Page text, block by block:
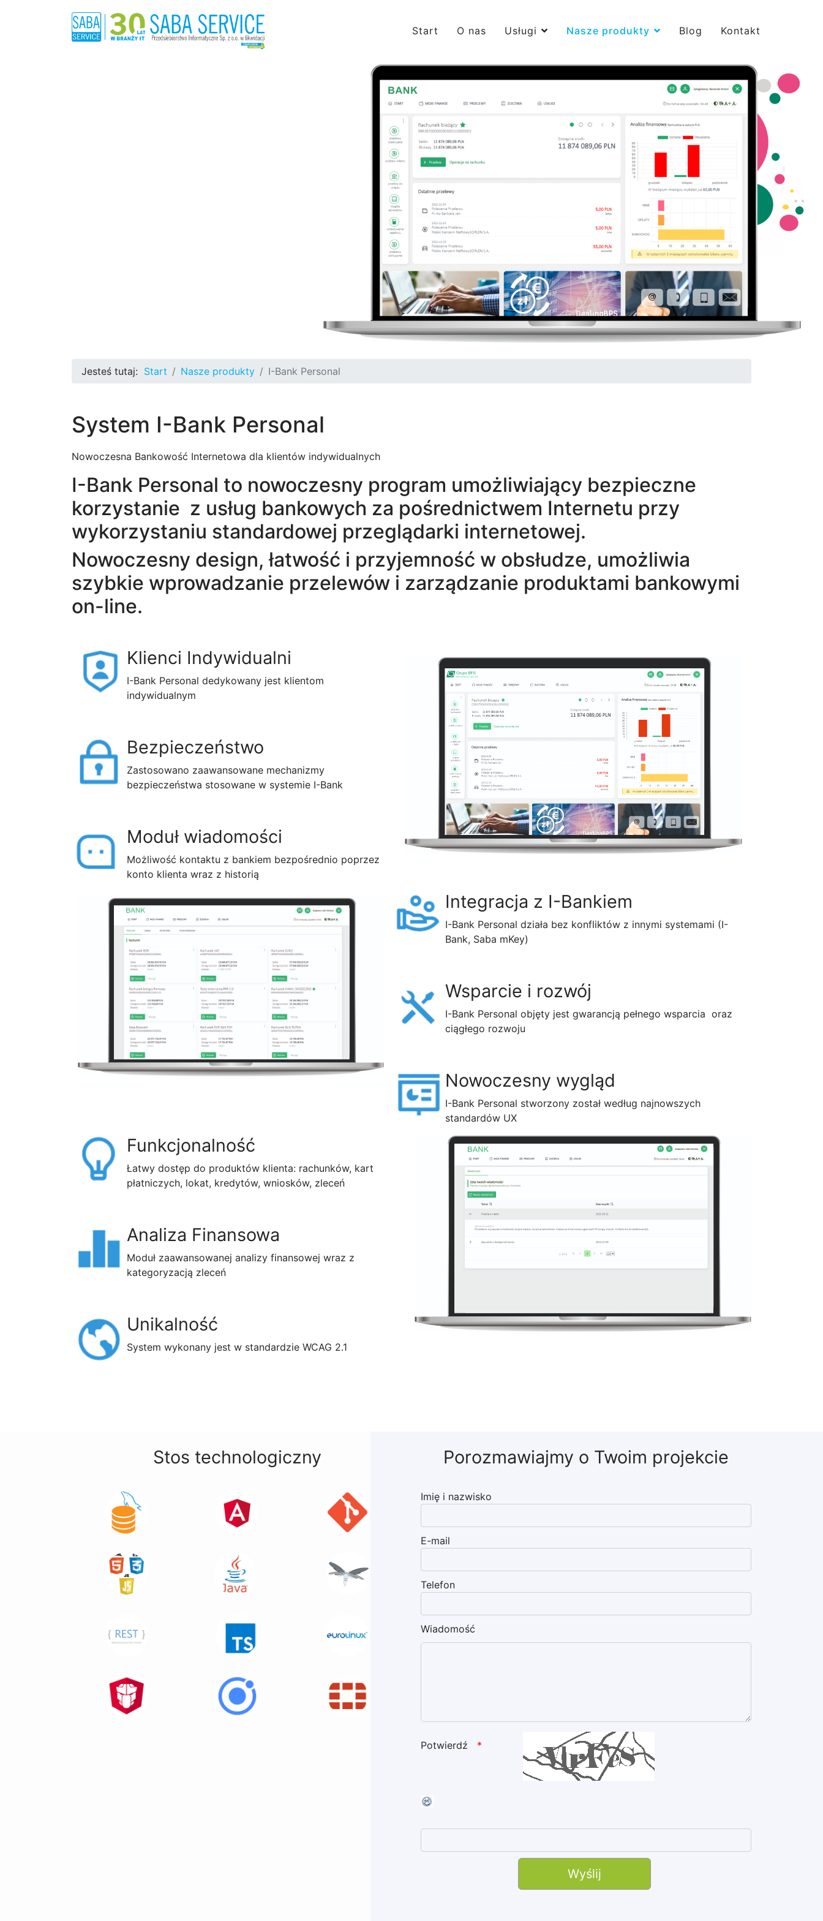
Start O nas Usługi Nasze produkty Blog Kontakt
Jesteś tutaj: Start Nasze produkty I-Bank Personal
System I-Bank Personal
Nowoczesna Bankowość Internetowa dla klientów indywidualnych
I-Bank Personal to nowoczesny program umożliwiający bezpieczne
korzystanie z usług bankowych za pośrednictwem Internetu przy
wykorzystaniu standardowej przeglądarki internetowej.
Nowoczesny design, łatwość i przyjemność w obsłudze, umożliwia
szybkie wprowadzanie przelewów i zarządzanie produktami bankowymi
on-line.
Klienci Indywidualni
I-Bank Personal dedykowany jest klientom
indywidualnym
Bezpieczeństwo
Zastosowano zaawansowane mechanizmy
bezpieczeństwa stosowane w systemie I-Bank
Moduł wiadomości
Możliwość kontaktu z bankiem bezpośrednio poprzez
konto klienta wraz z historią
Integracja z I-Bankiem
I-Bank Personal działa bez konfliktów z innymi systemami (I-
Bank, Saba mKey)
Wsparcie i rozwój
I-Bank Personal objęty jest gwarancją pełnego wsparcia oraz
ciągłego rozwoju
Nowoczesny wygląd
I-Bank Personal stworzony został według najnowszych
standardów UX
Funkcjonalność
Łatwy dostęp do produktów klienta: rachunków, kart
płatniczych, lokat, kredytów, wniosków, zleceń
Analiza Finansowa
Moduł zaawansowanej analizy finansowej wraz z
kategoryzacją zleceń
Unikalność
System wykonany jest w standardzie WCAG 2.1
Stos technologiczny Porozmawiajmy o Twoim projekcie
Imię i nazwisko
E-mail
Telefon
Wiadomość
Potwierdź